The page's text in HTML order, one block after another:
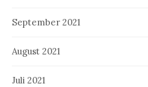
September 2021
August 2021
Juli 2021